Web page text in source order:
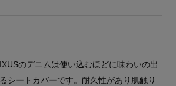
IXUSのデニムは使い込むほどに味わいの出
るシートカバーです。耐久性があり肌触り